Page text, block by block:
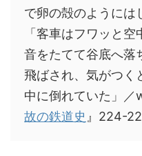
で卵の殻のようには
「客車はフワッと
音をたてて谷底へ落
飛ばされ、気がつく
中に倒れていた」
故の鉄道史 』224-